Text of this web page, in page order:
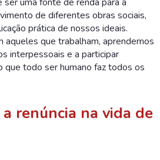
de diferentes obras sociais,
prática de nossos ideais.
aqueles que trabalham, aprendemos
interpessoais e a participar
todo ser humano faz todos os
renúncia na vida de